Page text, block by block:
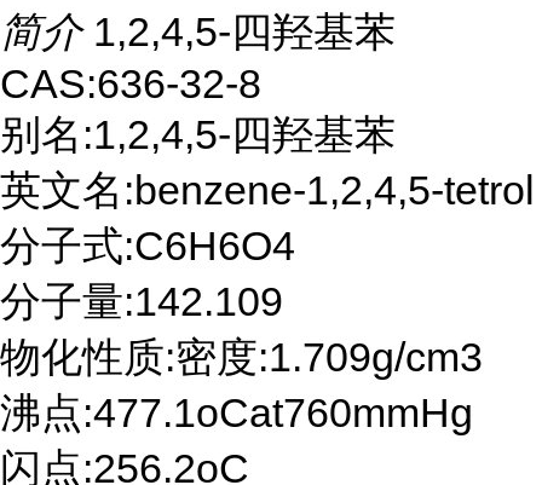
简介 1,2,4,5-四羟基苯
CAS:636-32-8
别名:1,2,4,5-四羟基苯
英文名:benzene-1,2,4,5-tetrol
分子式:C6H6O4
分子量:142.109
物化性质:密度:1.709g/cm3
沸点:477.1oCat760mmHg
闪点:256.2oC